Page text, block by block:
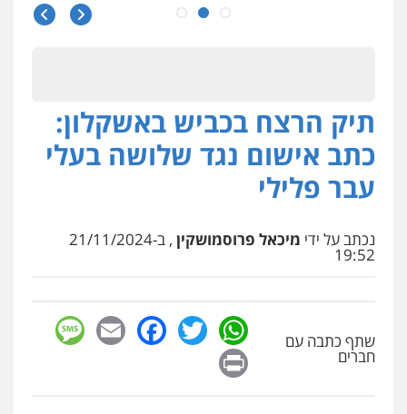
עו"ד איהאב ג'לג'ולי
עורכי דין לענייני
אייל בן שושן, עורך דין פלילי
פלילי מעצרים וחקירות פשיעה חמורה
נוער רישום פלילי
0522763105
פלילי צבאי מעצרים וחקירות
עו"ד אלון קריטי
כלכלי אלימות סמים מעצרים
0525544654
תיק הרצח בכביש באשקלון:
כתב אישום נגד שלושה בעלי
עבר פלילי
נכתב על ידי מיכאל פרוסמושקין , ב-21/11/2024
19:52
שתף כתבה עם
חברים
WhatsApp
Twitter
Facebook
Email